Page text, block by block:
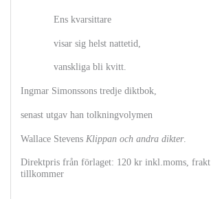
Ens kvarsittare
visar sig helst nattetid,
vanskliga bli kvitt.
Ingmar Simonssons tredje diktbok,
senast utgav han tolkningvolymen
Wallace Stevens Klippan och andra dikter.
Direktpris från förlaget: 120 kr inkl.moms, frakt
tillkommer